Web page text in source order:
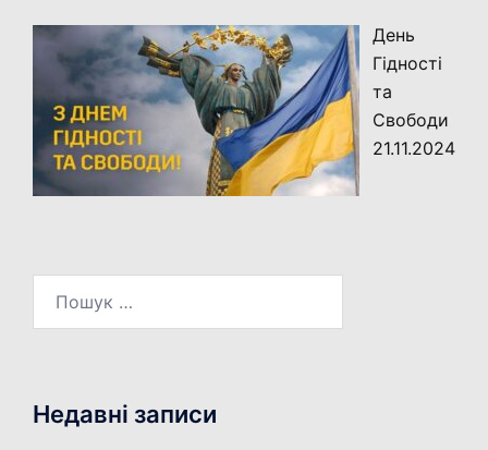
День
Гідності
та
Свободи
21.11.2024
Недавні записи